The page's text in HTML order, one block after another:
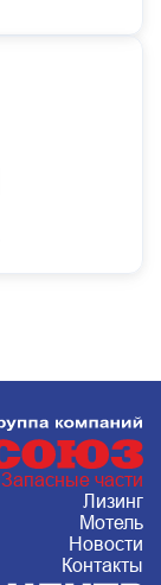
Запасные части
Лизинг
Мотель
Новости
Контакты